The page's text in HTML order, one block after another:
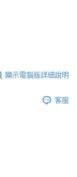
顯示電腦版詳細說明
客服